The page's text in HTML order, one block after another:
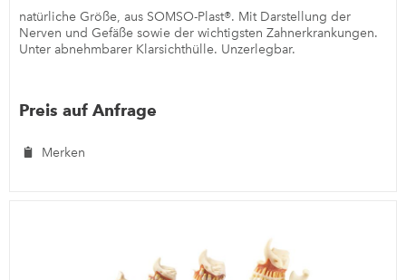
natürliche Größe, aus SOMSO-Plast®. Mit Darstellung der
Nerven und Gefäße sowie der wichtigsten Zahnerkrankungen.
Unter abnehmbarer Klarsichthülle. Unzerlegbar.
Preis auf Anfrage
Merken